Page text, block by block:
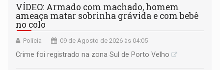
VÍDEO: Armado com machado, homem
ameaça matar sobrinha grávida e com bebê
no colo
Polícia 09 de Agosto de 2026 às 04:05
Crime foi registrado na zona Sul de Porto Velho